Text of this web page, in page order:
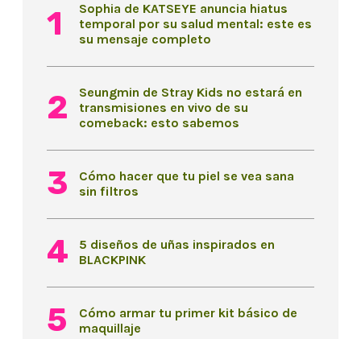
Sophia de KATSEYE anuncia hiatus
temporal por su salud mental: este es
su mensaje completo
Seungmin de Stray Kids no estará en
transmisiones en vivo de su
comeback: esto sabemos
Cómo hacer que tu piel se vea sana
sin filtros
5 diseños de uñas inspirados en
BLACKPINK
Cómo armar tu primer kit básico de
maquillaje